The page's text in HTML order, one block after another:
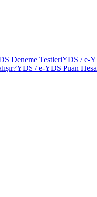
Deneme TestleriYDS / e-
YDS / e-YDS Puan